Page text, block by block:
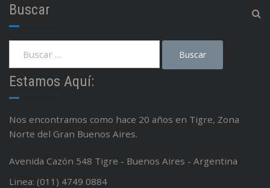
Buscar
Estamos Aquí:
Nos encontramos como hace 20 años en Tigre, Zona
Norte del Gran Buenos Aires.
Avenida Cazón 548 Tigre - Buenos Aires - Argentina
Linea: (011) 4749 0884